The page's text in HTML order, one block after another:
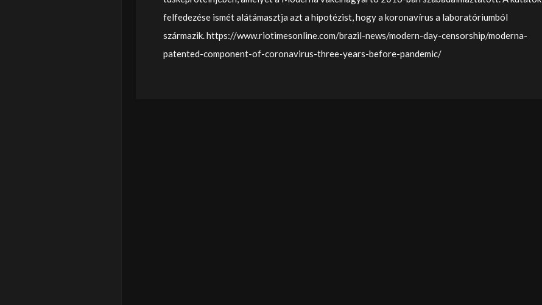
felfedezése ismét alátámasztja azt a hipotézist, hogy a koronavírus a laboratóriumból
származik. https://www.riotimesonline.com/brazil-news/modern-day-censorship/moderna-
patented-component-of-coronavirus-three-years-before-pandemic/